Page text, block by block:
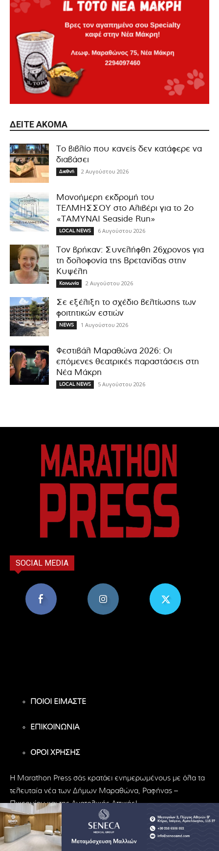
ΔΕΊΤΕ ΑΚΌΜΑ
Το βιβλίο που κανείς δεν κατάφερε να
διαβάσει
Διεθνή 2 Αυγούστου 2026
Μονοήμερη εκδρομή του
ΤΕΛΜΗΣΣΟΥ στο Αλιβέρι για το 2ο
«ΤΑΜΥΝΑΙ Seaside Run»
LOCAL NEWS 6 Αυγούστου 2026
Τον βρήκαν: Συνελήφθη 26χρονος για
τη δολοφονία της Βρετανίδας στην
Κυψέλη
Κοινωνία 2 Αυγούστου 2026
Σε εξέλιξη το σχέδιο βελτίωσης των
φοιτητικών εστιών
NEWS 1 Αυγούστου 2026
Φεστιβάλ Μαραθώνα 2026: Οι
επόμενες θεατρικές παραστάσεις στη
Νέα Μάκρη
LOCAL NEWS 5 Αυγούστου 2026
SOCIAL MEDIA
ΠΟΙΟΙ ΕΙΜΑΣΤΕ
ΕΠΙΚΟΙΝΩΝΙΑ
ΟΡΟΙ ΧΡΗΣΗΣ
H Marathon Press σάς κρατάει ενημερωμένους με όλα τα
τελευταία νέα των Δήμων Μαραθώνα, Ραφήνας –
Πικερμίου και της Ανατολικής Αττικής!
© Marathon Press | All Rights Reserved